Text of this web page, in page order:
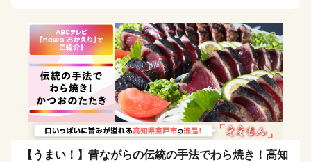
【うまい！】昔ながらの伝統の手法でわら焼き！高知